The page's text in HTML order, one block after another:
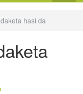
hasi da